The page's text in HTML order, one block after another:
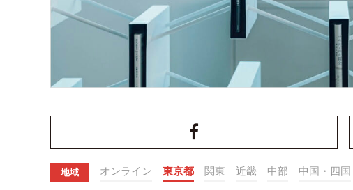
地域 オンライン 東京都 関東 近畿 中部 中国・四国